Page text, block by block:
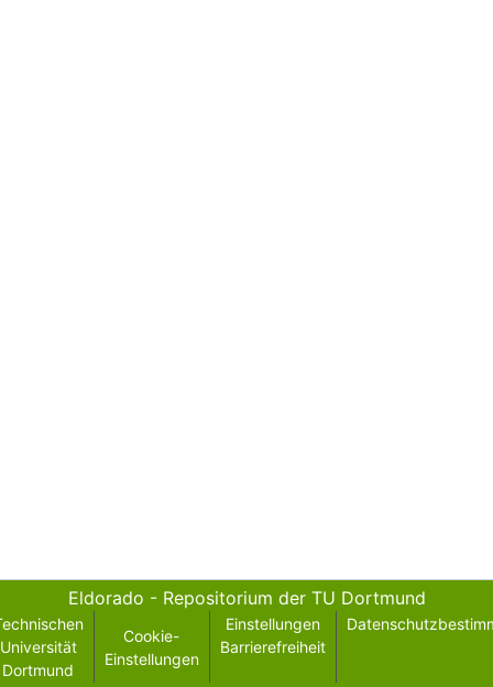
Eldorado - Repositorium der TU Dortmund
Universität
Dortmund
Cookie-
Einstellungen
Einstellungen
Barrierefreiheit